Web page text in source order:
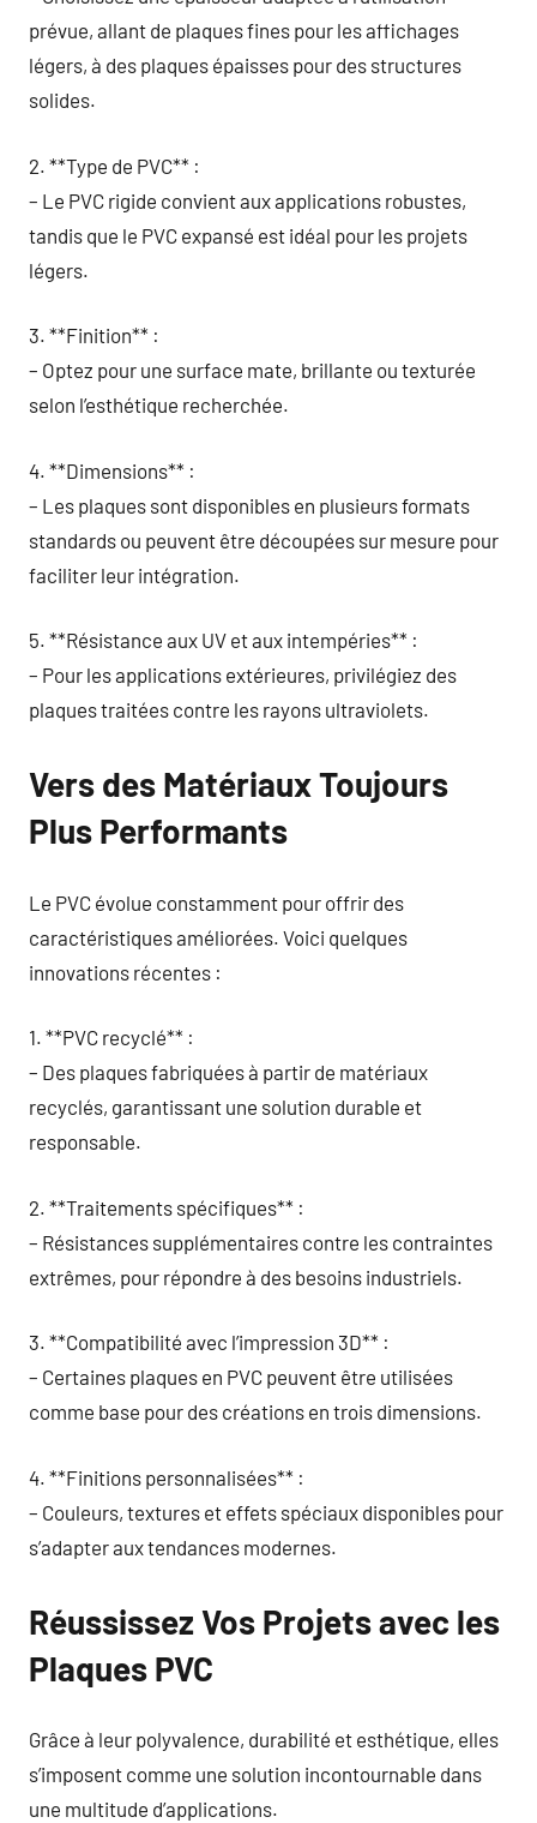
prévue, allant de plaques fines pour les affichages
légers, à des plaques épaisses pour des structures
solides.
2. **Type de PVC** :
– Le PVC rigide convient aux applications robustes,
tandis que le PVC expansé est idéal pour les projets
légers.
3. **Finition** :
– Optez pour une surface mate, brillante ou texturée
selon l’esthétique recherchée.
4. **Dimensions** :
– Les plaques sont disponibles en plusieurs formats
standards ou peuvent être découpées sur mesure pour
faciliter leur intégration.
5. **Résistance aux UV et aux intempéries** :
– Pour les applications extérieures, privilégiez des
plaques traitées contre les rayons ultraviolets.
Vers des Matériaux Toujours
Plus Performants
Le PVC évolue constamment pour offrir des
caractéristiques améliorées. Voici quelques
innovations récentes :
1. **PVC recyclé** :
– Des plaques fabriquées à partir de matériaux
recyclés, garantissant une solution durable et
responsable.
2. **Traitements spécifiques** :
– Résistances supplémentaires contre les contraintes
extrêmes, pour répondre à des besoins industriels.
3. **Compatibilité avec l’impression 3D** :
– Certaines plaques en PVC peuvent être utilisées
comme base pour des créations en trois dimensions.
4. **Finitions personnalisées** :
– Couleurs, textures et effets spéciaux disponibles pour
s’adapter aux tendances modernes.
Réussissez Vos Projets avec les
Plaques PVC
Grâce à leur polyvalence, durabilité et esthétique, elles
s’imposent comme une solution incontournable dans
une multitude d’applications.